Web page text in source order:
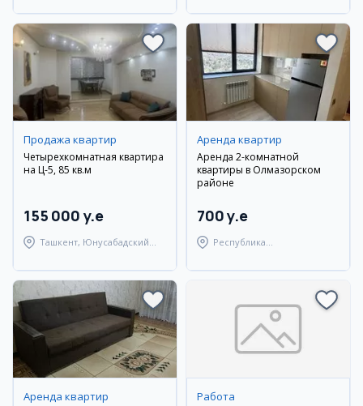
Продажа квартир
Четырехкомнатная квартира
на Ц-5, 85 кв.м
155 000 y.e
Ташкент, Юнусабадский
Аренда квартир
Аренда 2-комнатной
квартиры в Олмазорском
районе
700 y.e
Республика
Берунийский район
Аренда квартир Работа